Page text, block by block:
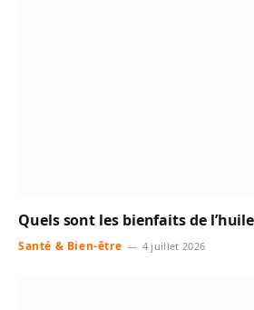
Quels sont les bienfaits de
Santé & Bien-être 4 juillet 2026